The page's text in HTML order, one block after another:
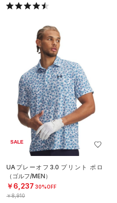
SALE
UAプレーオフ3.0 プリント ポロ
（ゴルフ/MEN）
￥6,237 30%OFF
￥8,910